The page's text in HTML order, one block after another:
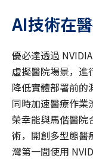
AI技術在
優必達透過
虛擬醫院場景，進
降低實體部署前的
同時加速醫療作業
榮幸能與馬偕醫院
術，開創多型態醫
灣第一間使用